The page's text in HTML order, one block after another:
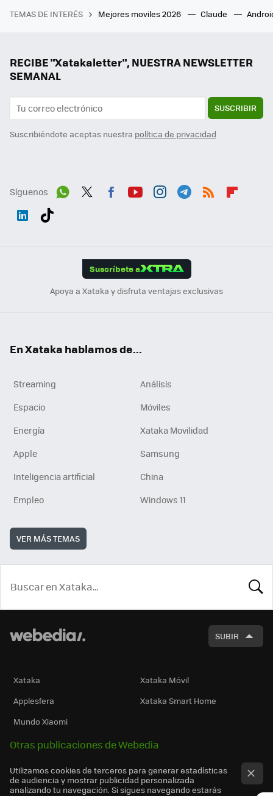
TEMAS DE INTERÉS Mejores moviles 2026 Claude
RECIBE "Xatakaletter", NUESTRA NEWSLETTER
SEMANAL
SUSCRIBIR
Suscribiéndote aceptas nuestra política de privacidad
Síguenos
Suscríbete a
Apoya a Xataka y disfruta ventajas exclusivas
En Xataka hablamos de...
Streaming
Análisis
Espacio
Móviles
Energía
Xataka Movilidad
Apple
Samsung
Inteligencia artificial
China
Empleo
Windows 11
VER MÁS TEMAS
SUBIR
Xataka
Xataka Móvil
Applesfera
Xataka Smart Home
Mundo Xiaomi
Otras publicaciones de Webedia
Utilizamos cookies de terceros para generar estadísticas
de audiencia y mostrar publicidad personalizada
analizando tu navegación. Si sigues navegando estarás